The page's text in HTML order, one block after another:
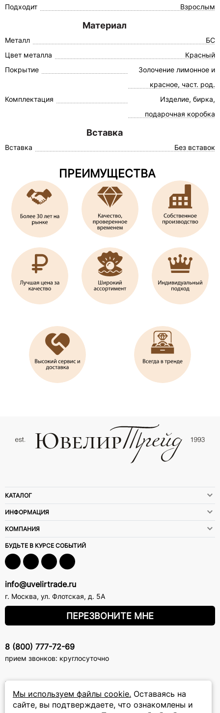
Подходит Взрослым
Материал
Металл
БС
Цвет металла
Красный
Покрытие
Золочение лимонное и
красное, част. род.
Комплектация
Изделие, бирка,
подарочная коробка
Вставка
Вставка Без вставок
ПРЕИМУЩЕСТВА
Мы используем файлы cookie. Оставаясь на
сайте, вы подтверждаете, что ознакомлены и
КАТАЛОГ
ИНФОРМАЦИЯ
КОМПАНИЯ
БУДЬТЕ В КУРСЕ СОБЫТИЙ
info@uvelirtrade.ru
г. Москва, ул. Флотская, д. 5А
ПЕРЕЗВОНИТЕ МНЕ
8 (800) 777-72-69
прием звонков: круглосуточно
ПОДПИСКА НА РАССЫЛКУ
Подписаться на новости